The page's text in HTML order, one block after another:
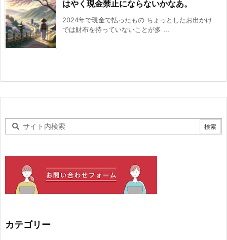
はやく現金禁止にならないかなあ。
2024年で現金で払ったもの ちょっとしたお出かけ
では財布を持っていないことが多 ...
カテゴリー